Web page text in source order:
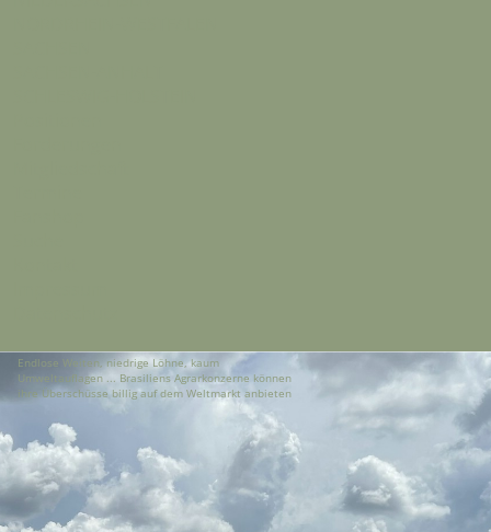
Endlose Weiten, niedrige Löhne, kaum
Umweltauflagen ... Brasiliens Agrarkonzerne können
ihre Überschüsse billig auf dem Weltmarkt anbieten